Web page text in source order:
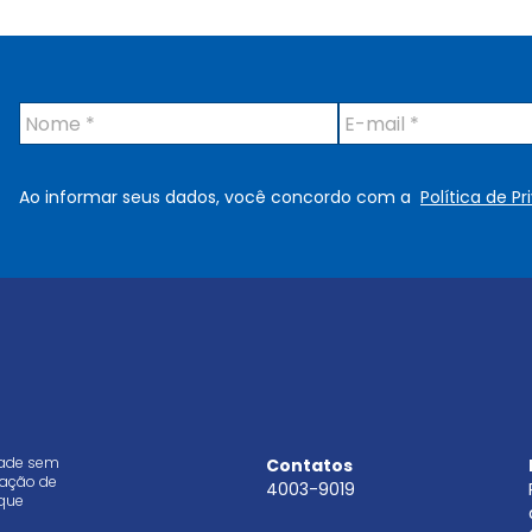
N
o
*
E
-
i
Ao informar seus dados, você concordo com a Política de
sem
de
Contatos
4003-9019